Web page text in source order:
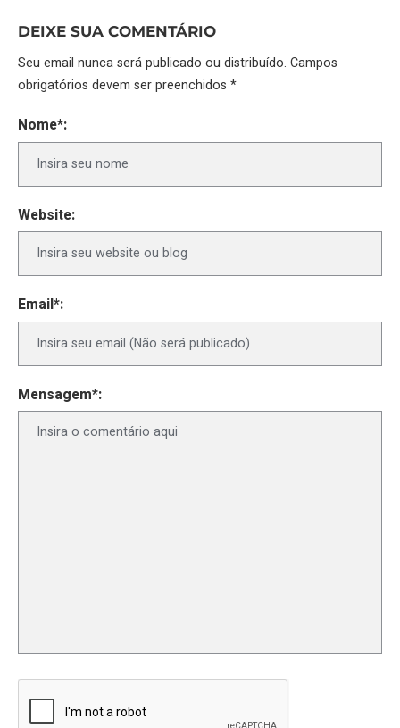
DEIXE SUA COMENTÁRIO
Seu email nunca será publicado ou distribuído. Campos
obrigatórios devem ser preenchidos *
Nome*:
Website:
Email*:
Mensagem*: